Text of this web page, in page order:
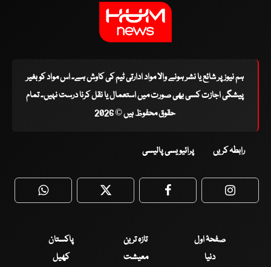
ہم نیوز پر شائع یا نشر ہونے والا مواد ادارتی ٹیم کی کاوش ہے۔ اس مواد کو بغیر
پیشگی اجازت کسی بھی صورت میں استعمال یا نقل کرنا درست نہیں۔ تمام
حقوق محفوظ ہیں © 2026
رابطہ کریں پرائیویسی پالیسی
WhatsApp Twitter Facebook
صفحۂ اول تازہ ترین
پاکستان
دنیا
معیشت کھیل